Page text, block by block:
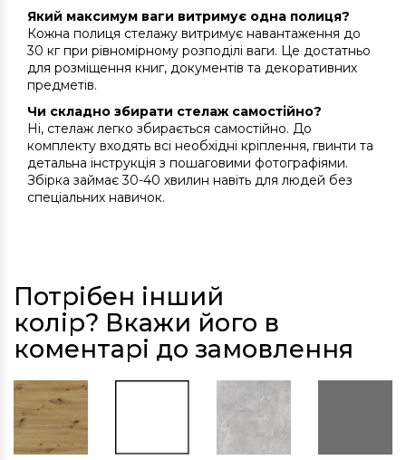
Який максимум ваги витримує одна полиця?
Кожна полиця стелажу витримує навантаження до
30 кг при рівномірному розподілі ваги. Це достатньо
для розміщення книг, документів та декоративних
предметів.
Чи складно збирати стелаж самостійно?
Ні, стелаж легко збирається самостійно. До
комплекту входять всі необхідні кріплення, гвинти та
детальна інструкція з пошаговими фотографіями.
Збірка займає 30-40 хвилин навіть для людей без
спеціальних навичок.
Потрібен інший
колір? Вкажи його в
коментарі до замовлення